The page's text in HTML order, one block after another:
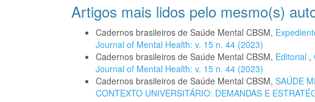
Artigos mais lidos pelo mesmo(s)
Cadernos brasileiros de Saúde Mental CBSM,
Journal of Mental Health: v. 15 n. 44 (2023)
Cadernos brasileiros de Saúde Mental CBSM, Editorial ,
Journal of Mental Health: v. 15 n. 44 (2023)
Cadernos brasileiros de Saúde Mental CBSM, SAÚDE
CONTEXTO UNIVERSITÁRIO: DEMANDAS E